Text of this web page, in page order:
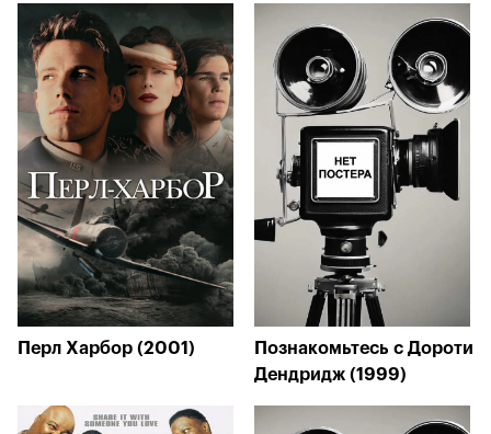
Перл Харбор (2001)
Познакомьтесь с Дороти
Дендридж (1999)